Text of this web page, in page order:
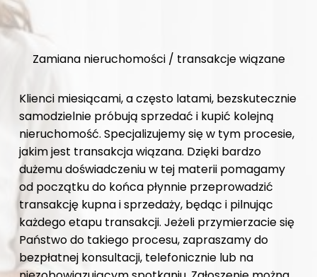
Zamiana nieruchomości / transakcje wiązane
Klienci miesiącami, a często latami, bezskutecznie
samodzielnie próbują sprzedać i kupić kolejną
nieruchomość. Specjalizujemy się w tym procesie,
jakim jest transakcja wiązana. Dzięki bardzo
dużemu doświadczeniu w tej materii pomagamy
od początku do końca płynnie przeprowadzić
transakcję kupna i sprzedaży, będąc i pilnując
każdego etapu transakcji. Jeżeli przymierzacie się
Państwo do takiego procesu, zapraszamy do
bezpłatnej konsultacji, telefonicznie lub na